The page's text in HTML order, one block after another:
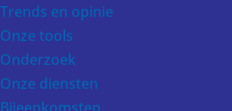
Trends en opinie
Onze tools
Onderzoek
Onze diensten
Bijeenkomsten